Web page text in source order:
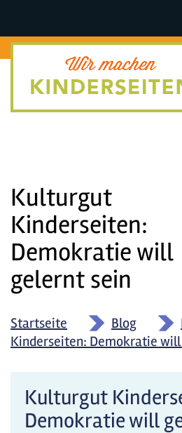
Kulturgut
Kinderseiten:
Demokratie will
gelernt sein
Startseite » Blog »
Kinderseiten: Demokratie
Kulturgut
Demokratie will